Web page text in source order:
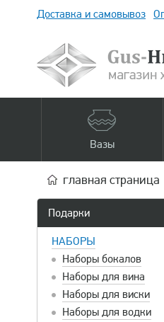
Доставка и самовывоз
Вазы
главная страница
Подарки
НАБОРЫ
Наборы бокалов
Наборы для вина
Наборы для виски
Наборы для водки